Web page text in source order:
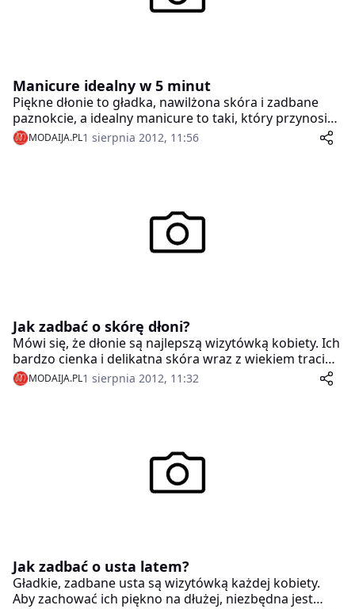
Manicure idealny w 5 minut
Piękne dłonie to gładka, nawilżona skóra i zadbane
paznokcie, a idealny manicure to taki, który przynosi
ten efekt. Jeszcze lepiej, by zabieg upiększania dłoni był
prosty i szybki, czy to możliwe? Okazuje się, że tak, bo
MODAIJA.PL1 sierpnia 2012, 11:56
Jak zadbać o skórę dłoni?
Mówi się, że dłonie są najlepszą wizytówką kobiety. Ich
bardzo cienka i delikatna skóra wraz z wiekiem traci
swoją naturalną gładkość oraz elastyczność. Istnieją
jednak sposoby, dzięki którym możemy skutecznie
MODAIJA.PL1 sierpnia 2012, 11:32
Jak zadbać o usta latem?
Gładkie, zadbane usta są wizytówką każdej kobiety.
Aby zachować ich piękno na dłużej, niezbędna jest